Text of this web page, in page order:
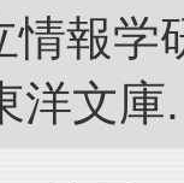
情報
洋文